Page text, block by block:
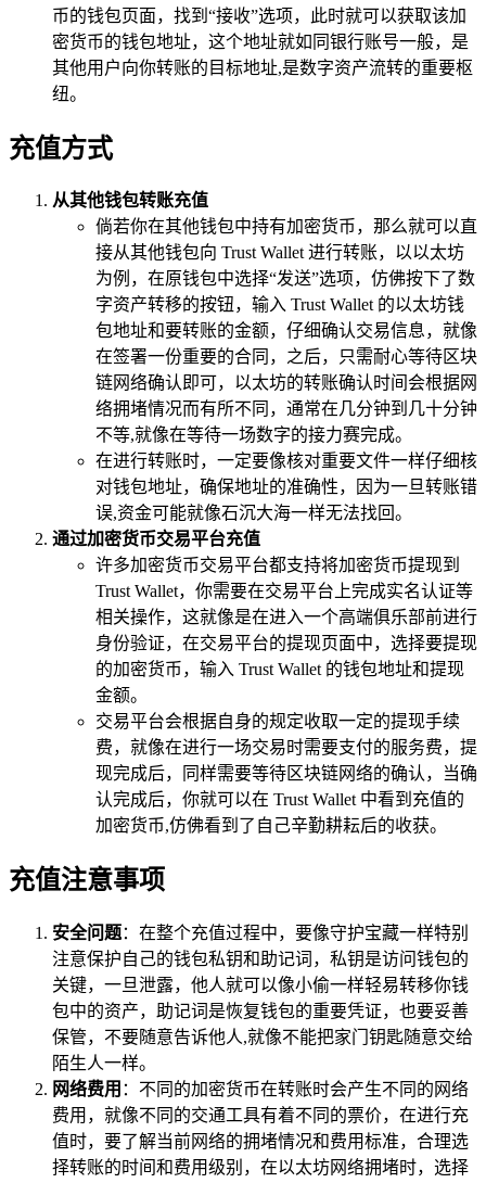
币的钱包页面，找到“接收”选项，此时就可以获取该加
密货币的钱包地址，这个地址就如同银行账号一般，是
其他用户向你转账的目标地址,是数字资产流转的重要枢
纽。
充值方式
从其他钱包转账充值
倘若你在其他钱包中持有加密货币，那么就可以直
接从其他钱包向 Trust Wallet 进行转账，以以太坊
为例，在原钱包中选择“发送”选项，仿佛按下了数
字资产转移的按钮，输入 Trust Wallet 的以太坊钱
包地址和要转账的金额，仔细确认交易信息，就像
在签署一份重要的合同，之后，只需耐心等待区块
链网络确认即可，以太坊的转账确认时间会根据网
络拥堵情况而有所不同，通常在几分钟到几十分钟
不等,就像在等待一场数字的接力赛完成。
在进行转账时，一定要像核对重要文件一样仔细核
对钱包地址，确保地址的准确性，因为一旦转账错
误,资金可能就像石沉大海一样无法找回。
通过加密货币交易平台充值
许多加密货币交易平台都支持将加密货币提现到
Trust Wallet，你需要在交易平台上完成实名认证等
相关操作，这就像是在进入一个高端俱乐部前进行
身份验证，在交易平台的提现页面中，选择要提现
的加密货币，输入 Trust Wallet 的钱包地址和提现
金额。
交易平台会根据自身的规定收取一定的提现手续
费，就像在进行一场交易时需要支付的服务费，提
现完成后，同样需要等待区块链网络的确认，当确
认完成后，你就可以在 Trust Wallet 中看到充值的
加密货币,仿佛看到了自己辛勤耕耘后的收获。
充值注意事项
安全问题：在整个充值过程中，要像守护宝藏一样特别
注意保护自己的钱包私钥和助记词，私钥是访问钱包的
关键，一旦泄露，他人就可以像小偷一样轻易转移你钱
包中的资产，助记词是恢复钱包的重要凭证，也要妥善
保管，不要随意告诉他人,就像不能把家门钥匙随意交给
陌生人一样。
网络费用 ：不同的加密货币在转账时会产生不同的网络
费用，就像不同的交通工具有着不同的票价，在进行充
值时，要了解当前网络的拥堵情况和费用标准，合理选
择转账的时间和费用级别，在以太坊网络拥堵时，选择